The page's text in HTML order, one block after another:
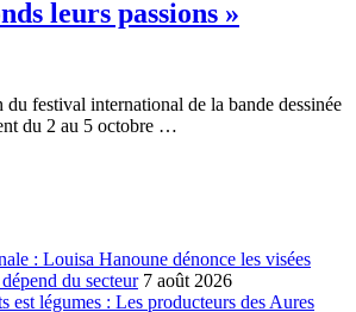
leurs passions »
du festival international de la bande dessinée
du 2 au 5 octobre …
: Louisa Hanoune dénonce les visées
du secteur 7 août 2026
est légumes : Les producteurs des Aures